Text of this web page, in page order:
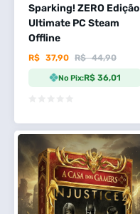
Sparking! ZERO Edição
Ultimate PC Steam
Offline
R$ 44,90
R$ 37,90
No Pix:R$ 36,01